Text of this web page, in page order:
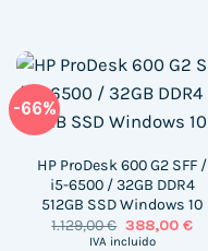
-66%
HP ProDesk 600 G2 SFF /
i5-6500 / 32GB DDR4
512GB SSD Windows 10
1.129,00€ El
precio
388,00 €El
IVA incluido